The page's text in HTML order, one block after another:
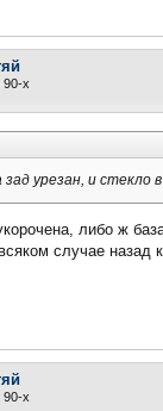
90-х
зад урезан, и стекло
либо ж
случае назад
90-х